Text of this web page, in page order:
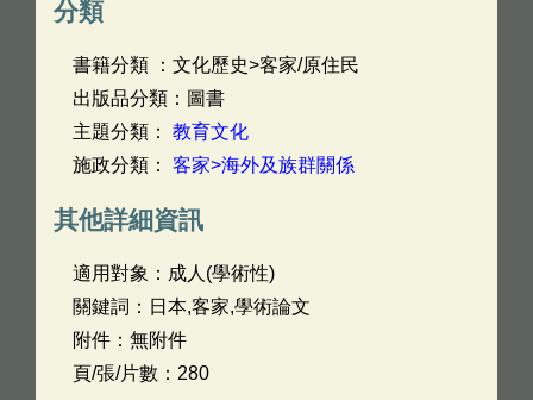
分類
書籍分類 ：文化歷史>客家/原住民
出版品分類：圖書
主題分類： 教育文化
施政分類： 客家>海外及族群關係
其他詳細資訊
適用對象：成人(學術性)
關鍵詞：日本,客家,學術論文
附件：無附件
頁/張/片數：280